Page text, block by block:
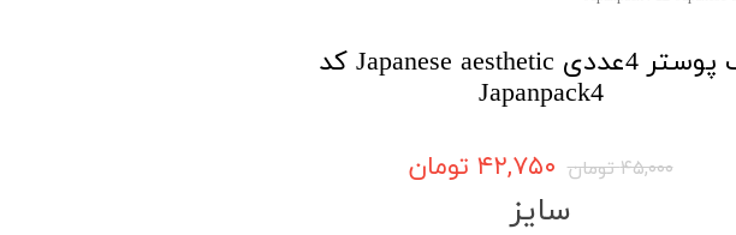
پک پوستر 4عددی Japanese aesthetic کد
Japanpack4
۴۵,۰۰۰ تومان ۴۲,۷۵۰ تومان
سایز